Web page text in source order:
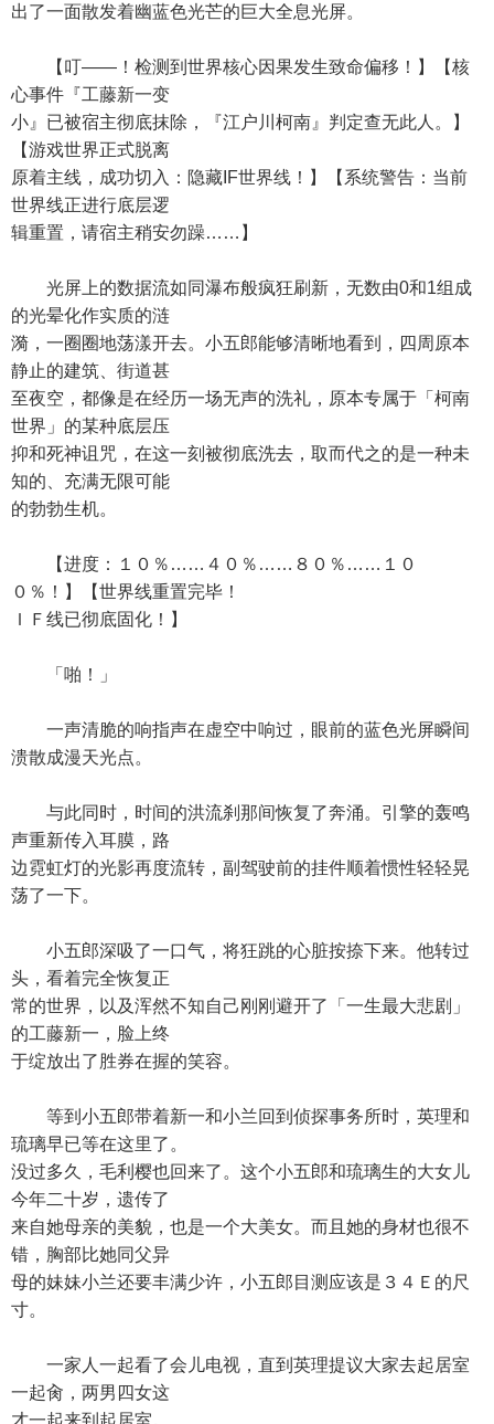
出了一面散发着幽蓝色光芒的巨大全息光屏。
【叮——！检测到世界核心因果发生致命偏移！】【核
心事件『工藤新一变
小』已被宿主彻底抹除，『江户川柯南』判定查无此人。】
【游戏世界正式脱离
原着主线，成功切入：隐藏IF世界线！】【系统警告：当前
世界线正进行底层逻
辑重置，请宿主稍安勿躁……】
光屏上的数据流如同瀑布般疯狂刷新，无数由0和1组成
的光晕化作实质的涟
漪，一圈圈地荡漾开去。小五郎能够清晰地看到，四周原本
静止的建筑、街道甚
至夜空，都像是在经历一场无声的洗礼，原本专属于「柯南
世界」的某种底层压
抑和死神诅咒，在这一刻被彻底洗去，取而代之的是一种未
知的、充满无限可能
的勃勃生机。
【进度：１０％……４０％……８０％……１０
０％！】【世界线重置完毕！
ＩＦ线已彻底固化！】
「啪！」
一声清脆的响指声在虚空中响过，眼前的蓝色光屏瞬间
溃散成漫天光点。
与此同时，时间的洪流刹那间恢复了奔涌。引擎的轰鸣
声重新传入耳膜，路
边霓虹灯的光影再度流转，副驾驶前的挂件顺着惯性轻轻晃
荡了一下。
小五郎深吸了一口气，将狂跳的心脏按捺下来。他转过
头，看着完全恢复正
常的世界，以及浑然不知自己刚刚避开了「一生最大悲剧」
的工藤新一，脸上终
于绽放出了胜券在握的笑容。
等到小五郎带着新一和小兰回到侦探事务所时，英理和
琉璃早已等在这里了。
没过多久，毛利樱也回来了。这个小五郎和琉璃生的大女儿
今年二十岁，遗传了
来自她母亲的美貌，也是一个大美女。而且她的身材也很不
错，胸部比她同父异
母的妹妹小兰还要丰满少许，小五郎目测应该是３４Ｅ的尺
寸。
一家人一起看了会儿电视，直到英理提议大家去起居室
一起肏，两男四女这
才一起来到起居室。